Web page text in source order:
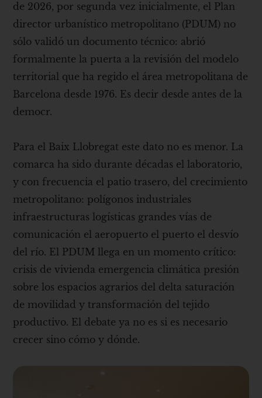
de 2026, por segunda vez inicialmente, el Plan
director urbanístico metropolitano (PDUM) no
sólo validó un documento técnico: abrió
formalmente la puerta a la revisión del modelo
territorial que ha regido el área metropolitana de
Barcelona desde 1976. Es decir desde antes de la
democr.
Para el Baix Llobregat este dato no es menor. La
comarca ha sido durante décadas el laboratorio,
y con frecuencia el patio trasero, del crecimiento
metropolitano: polígonos industriales
infraestructuras logísticas grandes vías de
comunicación el aeropuerto el puerto el desvío
del río. El PDUM llega en un momento crítico:
crisis de vivienda emergencia climática presión
sobre los espacios agrarios del delta saturación
de movilidad y transformación del tejido
productivo. El debate ya no es si es necesario
crecer sino cómo y dónde.